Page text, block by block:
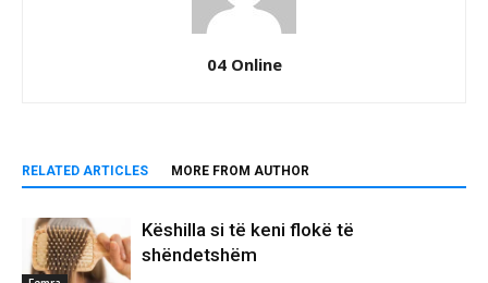
04 Online
RELATED ARTICLES MORE FROM AUTHOR
Këshilla si të keni flokë të
shëndetshëm